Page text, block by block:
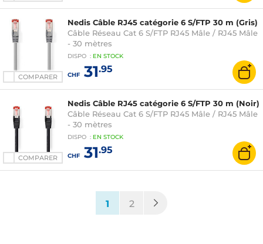
COMPARER
Nedis Câble RJ45 catégorie 6 S/FTP 30 m (Gris)
Câble Réseau Cat 6 S/FTP RJ45 Mâle / RJ45 Mâle
- 30 mètres
DISPO : EN STOCK
CHF31.95
COMPARER
Nedis Câble RJ45 catégorie 6 S/FTP 30 m (Noir)
Câble Réseau Cat 6 S/FTP RJ45 Mâle / RJ45 Mâle
- 30 mètres
DISPO : EN STOCK
CHF31.95
1 (current)
2